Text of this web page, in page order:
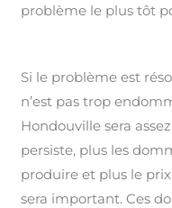
problème le plus tôt
Si le problème est
n’est pas trop
Hondouville sera
persiste, plus les
produire et plus le
sera important. Ces